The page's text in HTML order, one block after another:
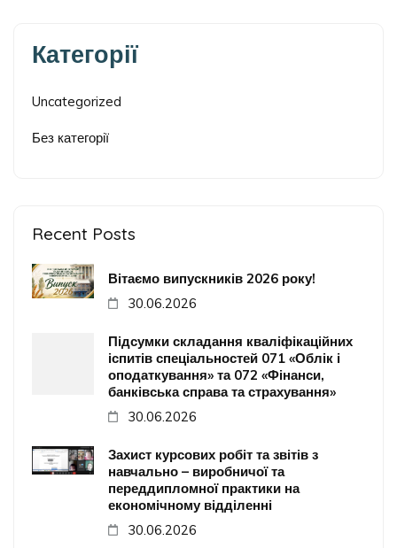
Категорії
Uncategorized
Без категорії
Recent Posts
Вітаємо випускників 2026 року!
30.06.2026
Підсумки складання кваліфікаційних
іспитів спеціальностей 071 «Облік і
оподаткування» та 072 «Фінанси,
банківська справа та страхування»
30.06.2026
Захист курсових робіт та звітів з
навчально – виробничої та
переддипломної практики на
економічному відділенні
30.06.2026